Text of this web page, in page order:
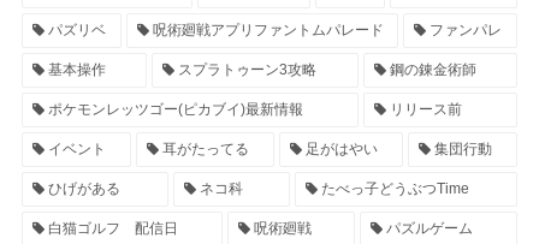
パズリベ 呪術廻戦アプリファントムパレード ファンパレ
基本操作 スプラトゥーン3攻略 鋼の錬金術師
ポケモンレッツゴー(ピカブイ)最新情報 リリース前
イベント 耳がたってる 足がはやい 集団行動
ひげがある ネコ科 たべっ子どうぶつTime
白猫ゴルフ 配信日 呪術廻戦 パズルゲーム